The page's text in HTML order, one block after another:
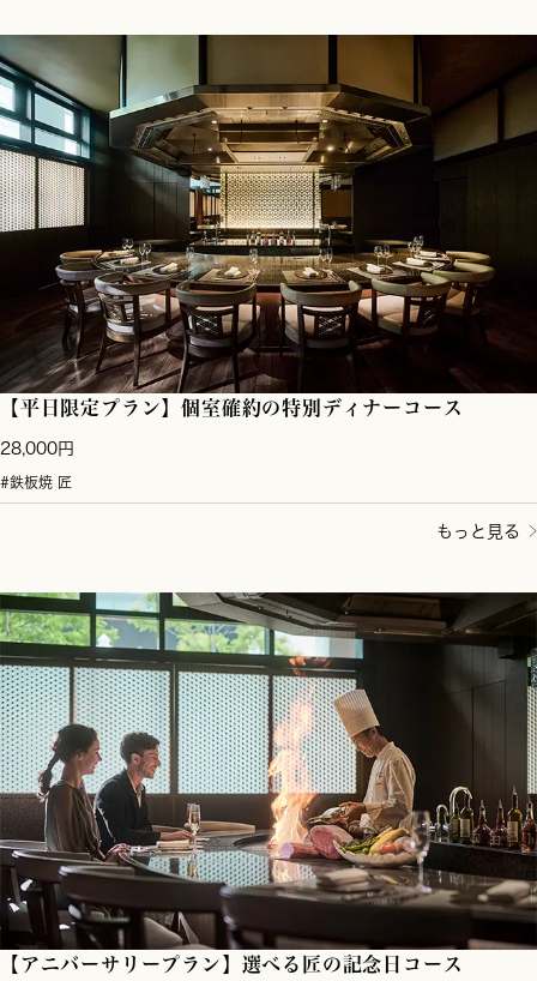
【平日限定プラン】個室確約の特別ディナーコース
28,000円
#鉄板焼 匠
もっと見る
【アニバーサリープラン】選べる匠の記念日コース